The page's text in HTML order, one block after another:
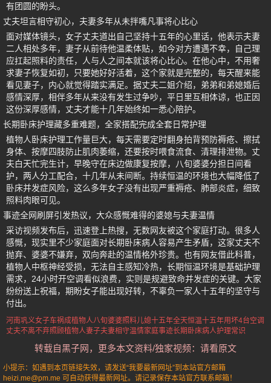
有团圆的盼头。
丈夫坦言相守初心，夫妻多年从未拌嘴凡事将心比心
面对媒体镜头，女子丈夫道出自己坚持十五年的心里话，他表示夫妻
二人相处多年，妻子从前待他温柔体贴，如今对方遭遇不幸，自己理
应扛起照料的责任，人与人之间本就该将心比心。在他心中，不用奢
求妻子恢复如初，只要她好好活着，这个家就是完整的，每天醒来能
看见妻子，内心就觉得踏实满足。据丈夫二姐介绍，弟弟和弟媳婚后
感情深厚，相伴多年从来没有发生过争吵，平日里互相体谅，也正因
这份深厚感情，丈夫才能十几年始终如一悉心陪护。
长期卧床护理藏多重难题，全家搭配完成全套日常护理
植物人卧床护理工作量巨大，每天需要定时翻身拍背预防褥疮、擦拭
身体、按摩四肢防止肌肉萎缩，还要按时喂食流食、清理排泄物。丈
夫白天忙完生计，早晚守在床边做康复按摩，八旬婆婆分担日间看
护，两人分工配合，十几年从未间断。持续恒温的环境也大幅降低了
卧床并发症风险，这么多年女子没有出现严重褥疮、肺部炎症，细致
照料肉眼可见。
事迹全网刷屏引发热议，大众感慨难得的婆媳与夫妻温情
采访视频发布后，迅速登上热搜，无数网友被这个家庭打动。很多人
感慨，现实里不少家庭面对长期卧床病人容易产生矛盾，这家丈夫不
抛弃、婆婆不嫌弃，双向奔赴的温情格外珍贵。也有网友借此科普，
植物人中枢神经受损，无法自主感知冷热，长期恒温环境是基础护理
需求，24小时开空调看似浪费，实则是规避致命并发症的关键。大家
纷纷送上祝福，期盼女子能出现好转，不辜负一家人十五年的坚守与
付出。
河南巩义女子车祸成植物人八旬婆婆照料儿媳十五年全天恒温十五年用坏4台空调
丈夫不离不弃照顾植物人妻子夫妻相守温情家庭事迹长期卧床病人护理常识
转载自黑子网，更多本文资料/独家视频：请看原文
小提示：如遇到本页链接失效，请发送“我要最新网址”到本站官方邮箱
heizi.me@pm.me 可自动获得最新网址。请记录保存本站官方联系邮箱！